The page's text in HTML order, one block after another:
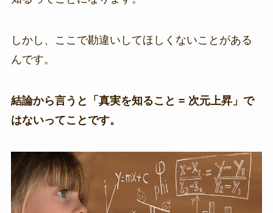
しかし、ここで勘違いしてほしくないことがある
んです。
結論から言うと「真実を知ること = 次元上昇」で
はないってことです。